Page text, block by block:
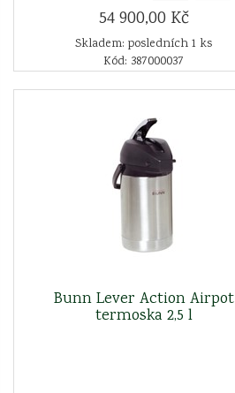
54 900,00 Kč
Skladem: posledních 1 ks
Kód: 387000037
Bunn Lever Action Airpot
termoska 2,5 l